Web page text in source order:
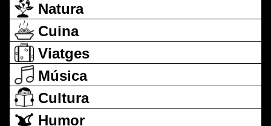
Natura
Cuina
Viatges
Música
Cultura
Humor